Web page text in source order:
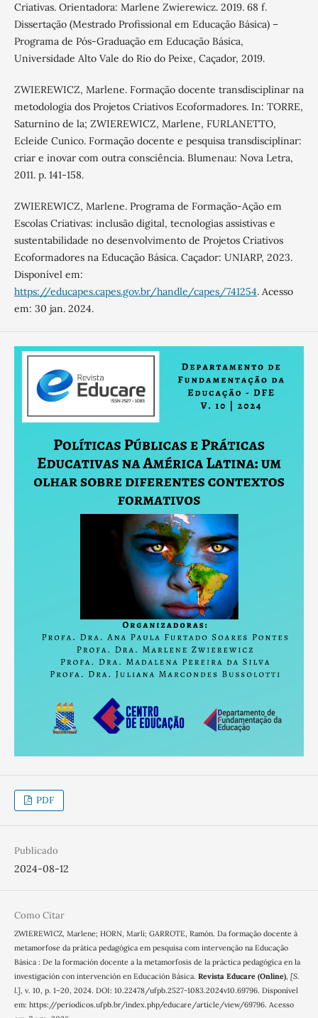
Criativas. Orientadora: Marlene Zwierewicz. 2019. 68 f.
Dissertação (Mestrado Profissional em Educação Básica) –
Programa de Pós-Graduação em Educação Básica,
Universidade Alto Vale do Rio do Peixe, Caçador, 2019.
ZWIEREWICZ, Marlene. Formação docente transdisciplinar na
metodologia dos Projetos Criativos Ecoformadores. In: TORRE,
Saturnino de la; ZWIEREWICZ, Marlene, FURLANETTO,
Ecleide Cunico. Formação docente e pesquisa transdisciplinar:
criar e inovar com outra consciência. Blumenau: Nova Letra,
2011. p. 141-158.
ZWIEREWICZ, Marlene. Programa de Formação-Ação em
Escolas Criativas: inclusão digital, tecnologias assistivas e
sustentabilidade no desenvolvimento de Projetos Criativos
Ecoformadores na Educação Básica. Caçador: UNIARP, 2023.
Disponível em:
https://educapes.capes.gov.br/handle/capes/741254. Acesso
em: 30 jan. 2024.
PDF
Publicado
2024-08-12
Como Citar
ZWIEREWICZ, Marlene; HORN, Marli; GARROTE, Ramón. Da formação docente à
metamorfose da prática pedagógica em pesquisa com intervenção na Educação
Básica : De la formación docente a la metamorfosis de la práctica pedagógica en la
investigación con intervención en Educación Básica. Revista Educare (Online), [S.
l.], v. 10, p. 1–20, 2024. DOI: 10.22478/ufpb.2527-1083.2024v10.69796. Disponível
em: https://periodicos.ufpb.br/index.php/educare/article/view/69796. Acesso